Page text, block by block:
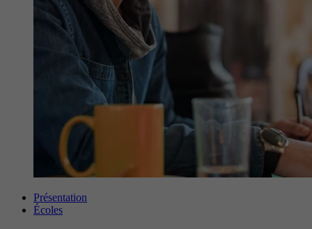
Présentation
Écoles